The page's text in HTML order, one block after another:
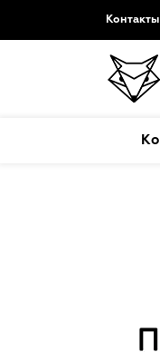
Контакты